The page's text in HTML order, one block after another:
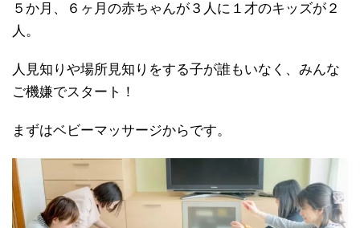
５か月、６ヶ月の赤ちゃんが３人に１才のキッズが２
人。
人見知りや場所見知りをする子が誰もいなく、みんな
ご機嫌でスタート！
まずはベビーマッサージからです。